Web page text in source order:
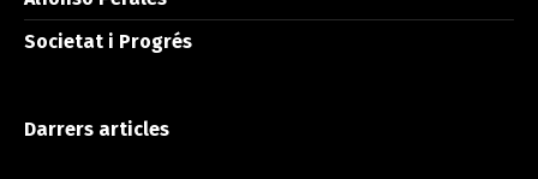
Societat i Progrés
Darrers articles